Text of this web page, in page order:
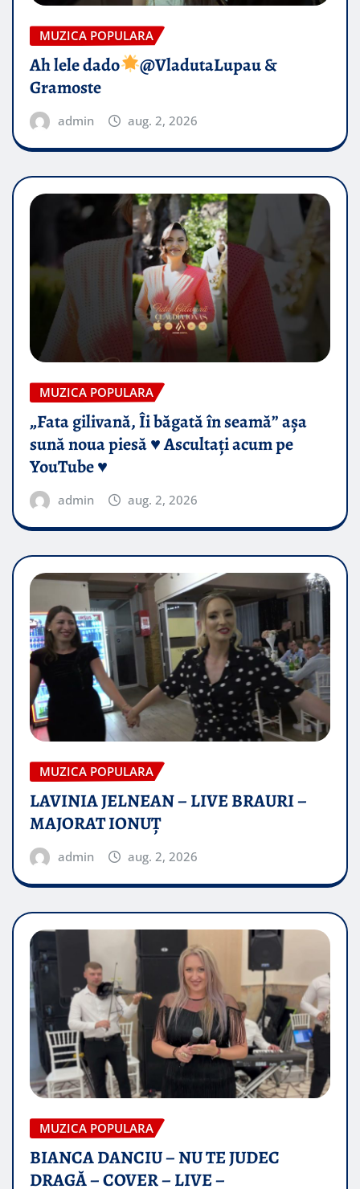
MUZICA POPULARA
Ah lele dado​
@VladutaLupau &
Gramoste
admin aug. 2, 2026
MUZICA POPULARA
„Fata gilivană, Îi băgată în seamă” așa
sună noua piesă ♥️ Ascultați acum pe
YouTube ♥️
admin aug. 2, 2026
MUZICA POPULARA
LAVINIA JELNEAN – LIVE BRAURI –
MAJORAT IONUŢ
admin aug. 2, 2026
MUZICA POPULARA
BIANCA DANCIU – NU TE JUDEC
DRAGĂ – COVER – LIVE –